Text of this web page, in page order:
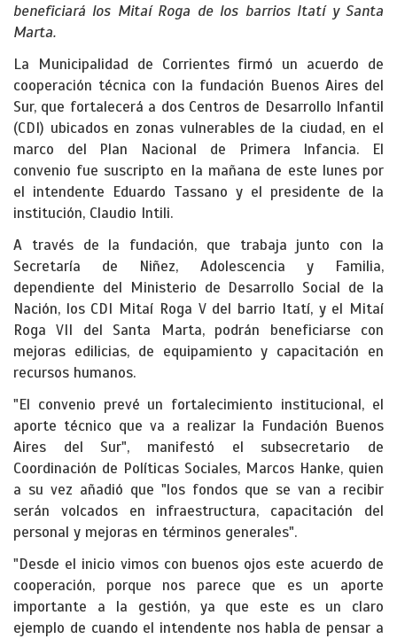
beneficiará los Mitaí Roga de los barrios Itatí y Santa
Marta.
La Municipalidad de Corrientes firmó un acuerdo de
cooperación técnica con la fundación Buenos Aires del
Sur, que fortalecerá a dos Centros de Desarrollo Infantil
(CDI) ubicados en zonas vulnerables de la ciudad, en el
marco del Plan Nacional de Primera Infancia. El
convenio fue suscripto en la mañana de este lunes por
el intendente Eduardo Tassano y el presidente de la
institución, Claudio Intili.
A través de la fundación, que trabaja junto con la
Secretaría de Niñez, Adolescencia y Familia,
dependiente del Ministerio de Desarrollo Social de la
Nación, los CDI Mitaí Roga V del barrio Itatí, y el Mitaí
Roga VII del Santa Marta, podrán beneficiarse con
mejoras edilicias, de equipamiento y capacitación en
recursos humanos.
"El convenio prevé un fortalecimiento institucional, el
aporte técnico que va a realizar la Fundación Buenos
Aires del Sur", manifestó el subsecretario de
Coordinación de Políticas Sociales, Marcos Hanke, quien
a su vez añadió que "los fondos que se van a recibir
serán volcados en infraestructura, capacitación del
personal y mejoras en términos generales".
"Desde el inicio vimos con buenos ojos este acuerdo de
cooperación, porque nos parece que es un aporte
importante a la gestión, ya que este es un claro
ejemplo de cuando el intendente nos habla de pensar a